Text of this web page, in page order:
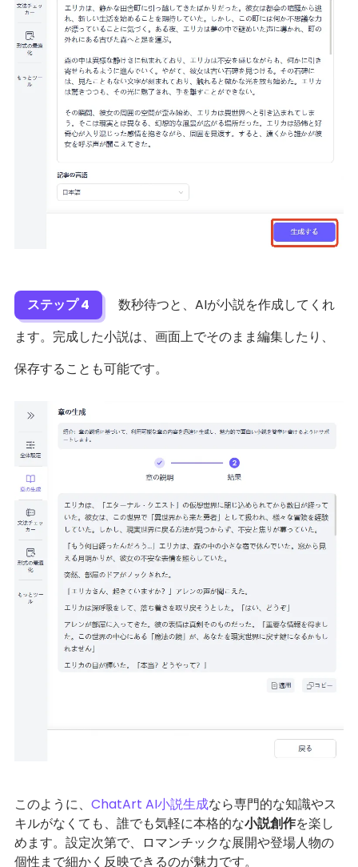
ステップ 4
数秒待つと、AIが小説を作成してくれ
ます。完成した小説は、画面上でそのまま編集したり、
保存することも可能です。
このように、 ChatArt AI小説生成なら専門的な知識やス
キルがなくても、誰でも気軽に本格的な小説創作を楽し
めます。設定次第で、ロマンチックな展開や登場人物の
個性まで細かく反映できるのが魅力です。